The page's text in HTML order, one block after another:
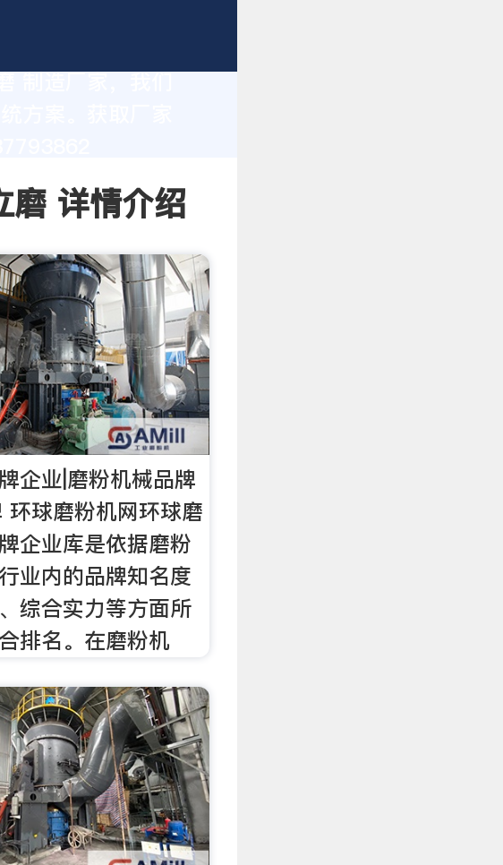
方案。获取厂家
磨 详情介绍
企业|磨粉机械品牌
环球磨粉机网环球磨
企业库是依据磨粉
业内的品牌知名度
综合实力等方面所
排名。在磨粉机